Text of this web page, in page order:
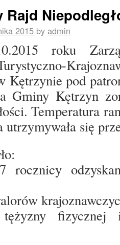
Rajd
2015 by admin
roku
Kętrzynie pod
Gminy Kętrzyn
Temperatura
utrzymywała się
rocznicy
fizycznej